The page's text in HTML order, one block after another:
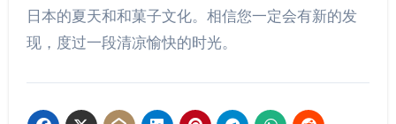
日本的夏天和和菓子文化。相信您一定会有新的发
现，度过一段清凉愉快的时光。